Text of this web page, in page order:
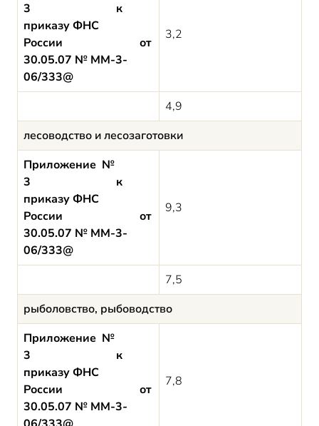
3 к
приказу ФНС
России от
30.05.07 № ММ-3-
06/333@
3,2
4,9
лесоводство и лесозаготовки
Приложение №
3 к
приказу ФНС
России от
30.05.07 № ММ-3-
06/333@
9,3
7,5
рыболовство, рыбоводство
Приложение №
3 к
приказу ФНС
России от
30.05.07 № ММ-3-
7,8